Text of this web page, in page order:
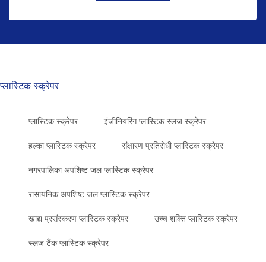
प्लास्टिक स्क्रेपर
प्लास्टिक स्क्रेपर इंजीनियरिंग प्लास्टिक स्लज स्क्रेपर
हल्का प्लास्टिक स्क्रेपर संक्षारण प्रतिरोधी प्लास्टिक स्क्रेपर
नगरपालिका अपशिष्ट जल प्लास्टिक स्क्रेपर
रासायनिक अपशिष्ट जल प्लास्टिक स्क्रेपर
खाद्य प्रसंस्करण प्लास्टिक स्क्रेपर उच्च शक्ति प्लास्टिक स्क्रेपर
स्लज टैंक प्लास्टिक स्क्रेपर